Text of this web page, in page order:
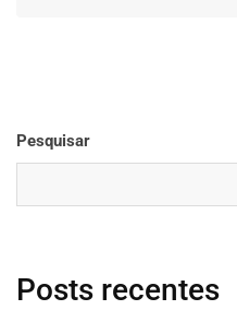
Pesquisar
Posts recentes